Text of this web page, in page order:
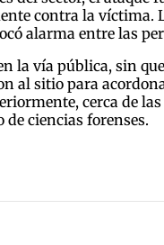
contra la víctima.
alarma entre las
la vía pública, sin
al sitio para
cerca de
ciencias forenses.